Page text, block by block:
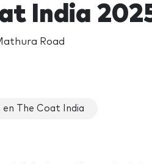
India
Road
The Coat India